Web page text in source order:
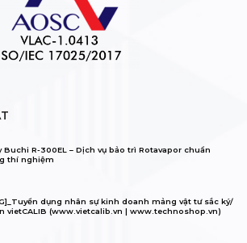
R-300EL – Dịch vụ bảo trì Rotavapor chuẩn
thí nghiệm
dụng nhân sự kinh doanh mảng vật tư sắc ký/
vietCALIB (www.vietcalib.vn | www.technoshop.vn)